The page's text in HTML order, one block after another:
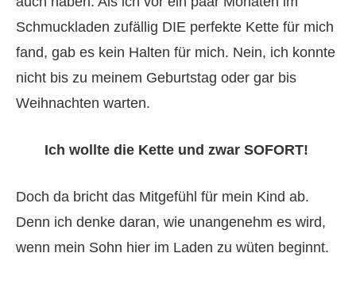
Schmuckladen zufällig DIE perfekte Kette für mich
fand, gab es kein Halten für mich. Nein, ich konnte
nicht bis zu meinem Geburtstag oder gar bis
Weihnachten warten.
Ich wollte die Kette und zwar SOFORT!
Doch da bricht das Mitgefühl für mein Kind ab.
Denn ich denke daran, wie unangenehm es wird,
wenn mein Sohn hier im Laden zu wüten beginnt.